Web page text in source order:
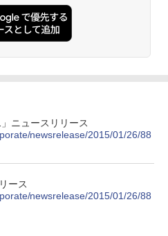
ニュースリリース
newsrelease/2015/01/26/88
ース
newsrelease/2015/01/26/88